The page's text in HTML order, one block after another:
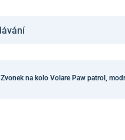
Zvonek na kolo Volare Paw patrol,